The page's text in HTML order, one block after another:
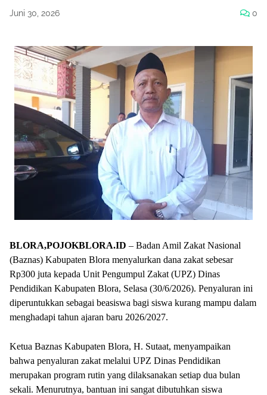
Juni 30, 2026 0
BLORA,POJOKBLORA.ID – Badan Amil Zakat Nasional
(Baznas) Kabupaten Blora menyalurkan dana zakat sebesar
Rp300 juta kepada Unit Pengumpul Zakat (UPZ) Dinas
Pendidikan Kabupaten Blora, Selasa (30/6/2026). Penyaluran ini
diperuntukkan sebagai beasiswa bagi siswa kurang mampu dalam
menghadapi tahun ajaran baru 2026/2027.
Ketua Baznas Kabupaten Blora, H. Sutaat, menyampaikan
bahwa penyaluran zakat melalui UPZ Dinas Pendidikan
merupakan program rutin yang dilaksanakan setiap dua bulan
sekali. Menurutnya, bantuan ini sangat dibutuhkan siswa